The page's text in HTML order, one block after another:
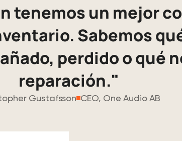
tenemos un mejor
Sabemos
perdido o qué
reparación."
Gustafsson CEO, One Audio AB